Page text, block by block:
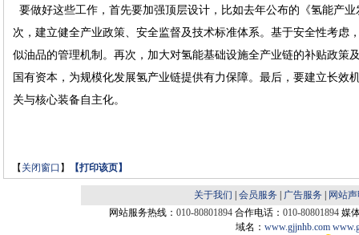
要做好这些工作，首先要加强顶层设计，比如去年公布的《氢能产业
次，建立健全产业政策、安全监督及技术标准体系。基于安全性考虑
似油品的管理机制。再次，加大对氢能基础设施全产业链的补贴政策
国有资本，为规模化发展氢产业链提供有力保障。最后，要建立长效
关与核心装备自主化。
【 关闭窗口 】 【打印该页】
关于我们 会员服务 广告服务
网站
网站服务热线： 010-80801894 合作电话： 010-80801894 媒
域名： www.gjjnhb.com